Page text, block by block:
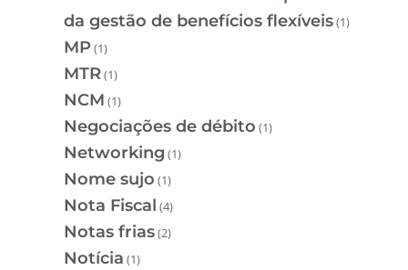
da gestão de benefícios flexíveis(1)
MP(1)
MTR(1)
NCM (1)
Negociações de débito (1)
Networking (1)
Nome sujo (1)
Nota Fiscal (4)
Notas frias(2)
Notícia (1)